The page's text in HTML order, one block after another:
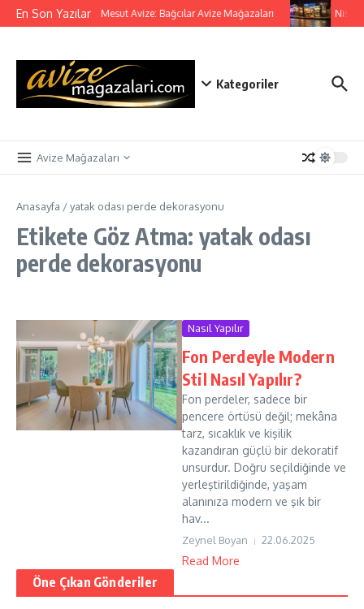
İçeriğe atla
En Son Yazılar Mesut Avize: Bağcılar Avize Mağazaları Nisa
Kategoriler
Avize Mağazaları
Anasayfa /yatak odası perde dekorasyonu
Etikete Göz Atma: yatak odası
perde dekorasyonu
Nasıl Yapılır
Fon Perdeyle Modern
Stil Nasıl Yapılır?
Fon perdeler, sadece bir
pencere örtüsü değil; mekâna
tarz, sıcaklık ve kişilik
kazandıran güçlü bir dekoratif
unsurdur. Doğru seçildiğinde ve
yerleştirildiğinde, yaşam
alanınıza modern ve şık bir
hav...
Zeynel Boyan 22.06.2025
Read More
Öne Çıkan Gönderiler